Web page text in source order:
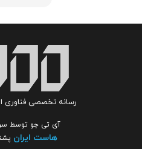
رسانه تخصصی فناوری
آی تی جو توسط
هاست ایران